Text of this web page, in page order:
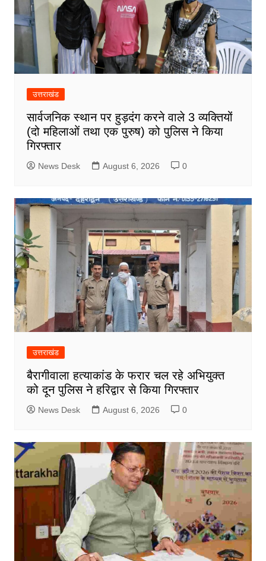
उत्तराखंड
सार्वजनिक स्थान पर हुड़दंग करने वाले 3 व्यक्तियों
(दो महिलाओं तथा एक पुरुष) को पुलिस ने किया
गिरफ्तार
News Desk August 6, 2026 0
उत्तराखंड
बैरागीवाला हत्याकांड के फरार चल रहे अभियुक्त
को दून पुलिस ने हरिद्वार से किया गिरफ्तार
News Desk August 6, 2026 0